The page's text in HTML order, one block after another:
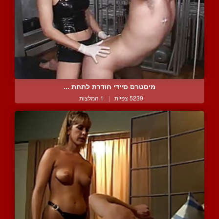
מיסטרס סיידי חודרת לתחת ...
5239 צפיות | 1 המלצות